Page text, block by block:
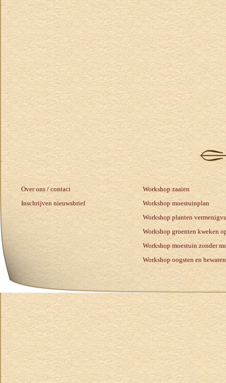
Over ons / contact
Inschrijven nieuwsbrief
Workshop zaaien
Workshop moestuinplan
Workshop planten
Workshop groenten kweken
Workshop moestuin zonder
Workshop oogsten en bewaren